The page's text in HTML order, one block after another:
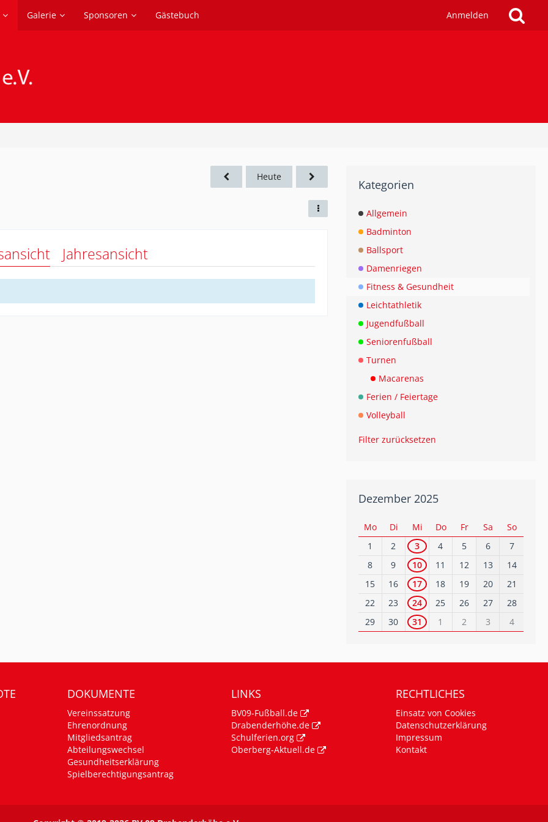
Galerie Sponsoren Gästebuch Anmelden
Heute
Jahresansicht
Kategorien
Allgemein
Badminton
Ballsport
Damenriegen
Fitness & Gesundheit
Leichtathletik
Jugendfußball
Seniorenfußball
Turnen
Macarenas
Ferien / Feiertage
Volleyball
Filter zurücksetzen
Dezember 2025
Mo Di Mi Do Fr Sa
So
1
2 3 4 5 6
7
8
9 10 11 12 13
14
15
16 17 18 19 20
21
22
23 24 25 26 27
28
29
30 31 1 2 3 4
DOKUMENTE
Vereinssatzung
Ehrenordnung
Mitgliedsantrag
Abteilungswechsel
Gesundheitserklärung
Spielberechtigungsantrag
LINKS
BV09-Fußball.de
Drabenderhöhe.de
Schulferien.org
Oberberg-Aktuell.de
RECHTLICHES
Einsatz von Cookies
Datenschutzerklärung
Impressum
Kontakt